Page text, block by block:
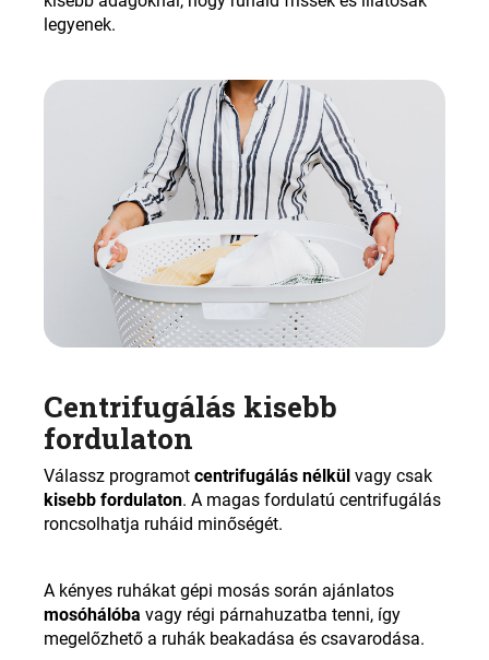
legyenek.
Centrifugálás kisebb
fordulaton
Válassz programot centrifugálás nélkül vagy csak
kisebb fordulaton. A magas fordulatú centrifugálás
roncsolhatja ruháid minőségét.
A kényes ruhákat gépi mosás során ajánlatos
mosóhálóba vagy régi párnahuzatba tenni, így
megelőzhető a ruhák beakadása és csavarodása.